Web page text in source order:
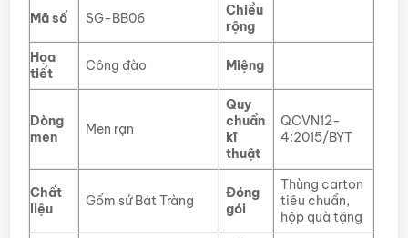
Mã số SG-BB06
Chiều
rộng
Họa
tiết
Công đào Miệng
Dòng
men
Men rạn
Quy
chuẩn
kĩ
thuật
QCVN12-
4:2015/BYT
Chất
liệu
Gốm sứ Bát Tràng
Đóng
gói
Thùng carton
tiêu chuẩn,
hộp quà tặng